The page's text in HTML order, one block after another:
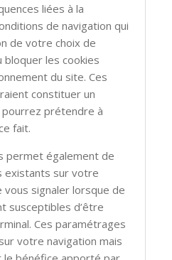
liées à la
de navigation qui
de votre choix de
les cookies
du site. Ces
constituer un
prétendre à
fait.
permet également de
existants sur votre
signaler lorsque de
susceptibles d’être
Ces paramétrages
votre navigation mais